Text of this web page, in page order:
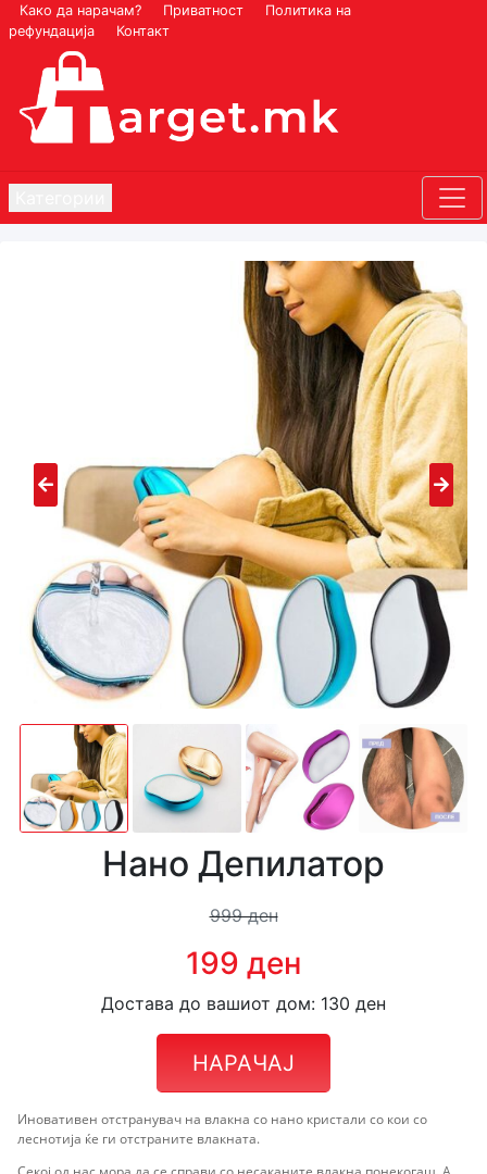
Како да нарачам? Приватност
Политика на
рефундација
Контакт
Нано Депилатор
999 ден
199 ден
Достава до вашиот дом: 130 ден
НАРАЧАЈ
Иновативен отстранувач на влакна со нано кристали со кои со
леснотија ќе ги отстраните влакната.